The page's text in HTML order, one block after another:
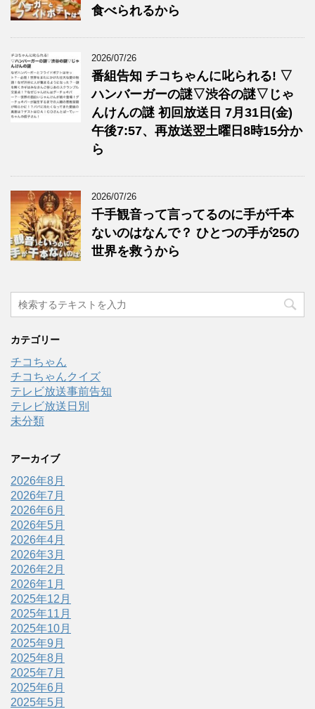
食べられるから
2026/07/26
番組告知 チコちゃんに叱られる! ▽
ハンバーガーの謎▽渋谷の謎▽じゃ
んけんの謎 初回放送日 7月31日(金)
午後7:57、再放送翌土曜日8時15分か
ら
2026/07/26
千手観音って言ってるのに手が千本
ないのはなんで？ ひとつの手が25の
世界を救うから
カテゴリー
チコちゃん
チコちゃんクイズ
テレビ放送事前告知
テレビ放送日別
未分類
アーカイブ
2026年8月
2026年7月
2026年6月
2026年5月
2026年4月
2026年3月
2026年2月
2026年1月
2025年12月
2025年11月
2025年10月
2025年9月
2025年8月
2025年7月
2025年6月
2025年5月